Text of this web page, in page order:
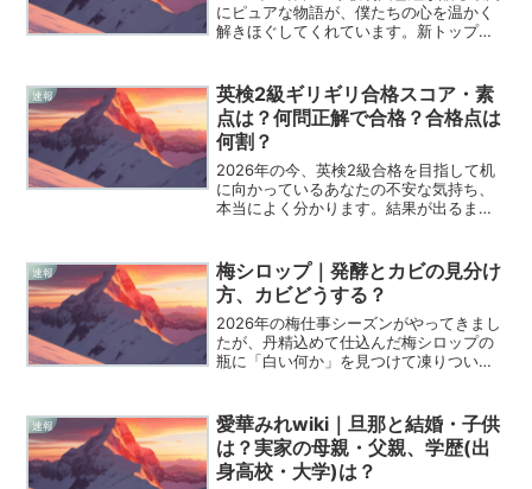
にピュアな物語が、僕たちの心を温かく
解きほぐしてくれています。新トップコ
日和』は、まさに「キュンの供給過多」
と言っても過言ではな...
速報
英検2級ギリギリ合格スコア・素
点は？何問正解で合格？合格点は
何割？
2026年の今、英検2級合格を目指して机
に向かっているあなたの不安な気持ち、
本当によく分かります。結果が出るまで
よね。今回は、英検2級の複雑なスコアシ
ステムや合格ライ...
速報
梅シロップ｜発酵とカビの見分け
方、カビどうする？
2026年の梅仕事シーズンがやってきまし
たが、丹精込めて仕込んだ梅シロップの
瓶に「白い何か」を見つけて凍りついて
の中にポコポコと泡が出てきただけで
「あ、これ腐ったわ……...
速報
愛華みれwiki｜旦那と結婚・子供
は？実家の母親・父親、学歴(出
身高校・大学)は？